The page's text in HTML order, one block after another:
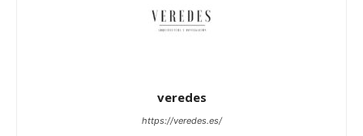
veredes
https://veredes.es/